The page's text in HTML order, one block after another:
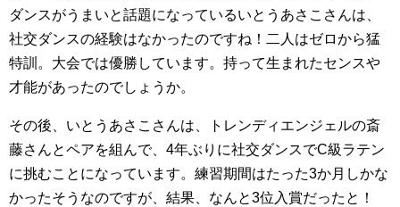
ダンスがうまいと話題になっているいとうあさこさんは、
社交ダンスの経験はなかったのですね！二人はゼロから猛
特訓。大会では優勝しています。持って生まれたセンスや
才能があったのでしょうか。
その後、いとうあさこさんは、トレンディエンジェルの斎
藤さんとペアを組んで、4年ぶりに社交ダンスでC級ラテン
に挑むことになっています。練習期間はたった3か月しかな
かったそうなのですが、結果、なんと3位入賞だったと！